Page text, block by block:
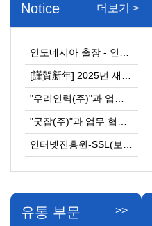
Notice 더보기 >
유통 부문 >>